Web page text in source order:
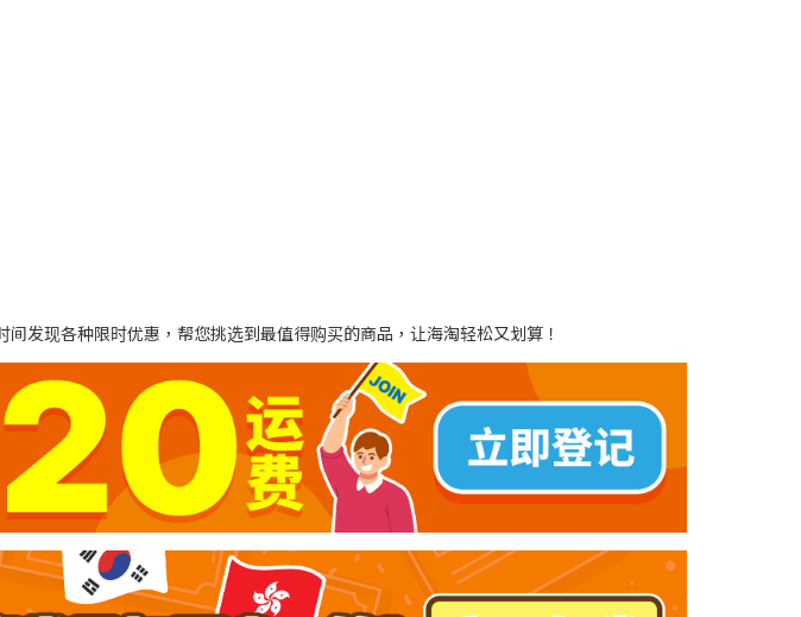
发现各种限时优惠，帮您挑选到最值得购买的商品，让海淘轻松又划算！